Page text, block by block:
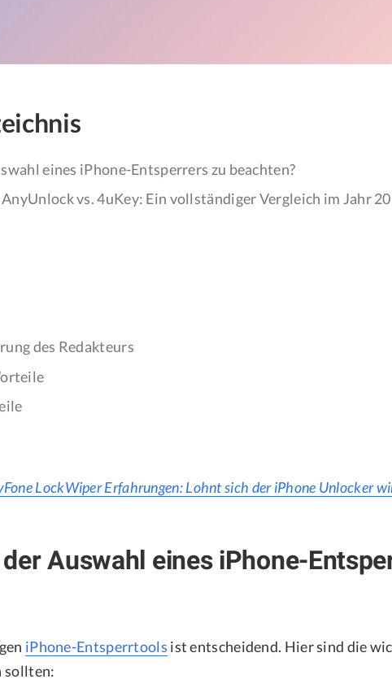
eines iPhone-Entsperrers zu beachten?
vs. 4uKey: Ein vollständiger Vergleich im Jahr
des Redakteurs
LockWiper Erfahrungen: Lohnt sich der iPhone Unlocker
Auswahl eines iPhone-
iPhone-Entsperrtools ist entscheidend. Hier sind die
sollten: